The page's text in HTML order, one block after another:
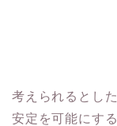
考えられるとし
安定を可能にする